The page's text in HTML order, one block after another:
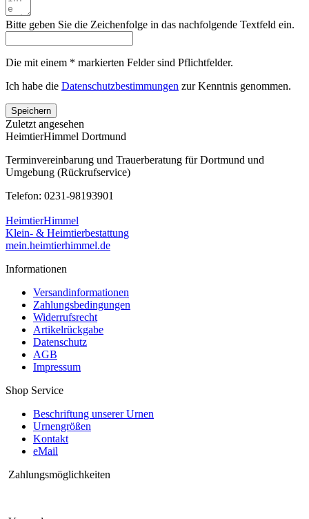
Bitte geben Sie die Zeichenfolge in das nachfolgende Textfeld ein.
Die mit einem * markierten Felder sind Pflichtfelder.
Ich habe die Datenschutzbestimmungen zur Kenntnis genommen.
Speichern
Zuletzt angesehen
HeimtierHimmel Dortmund
Terminvereinbarung und Trauerberatung für Dortmund und
Umgebung (Rückrufservice)
Telefon: 0231-98193901
HeimtierHimmel
Klein- & Heimtierbestattung
mein.heimtierhimmel.de
Informationen
Versandinformationen
Zahlungsbedingungen
Widerrufsrecht
Artikelrückgabe
Datenschutz
AGB
Impressum
Shop Service
Beschriftung unserer Urnen
Urnengrößen
Kontakt
eMail
Zahlungsmöglichkeiten